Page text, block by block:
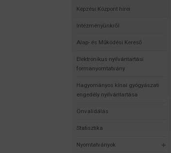
Képzési Központ hírei
Intézményünkről
Alap- és Működési Kereső
Elektronikus nyilvántartási
formanyomtatvány
Hagyományos kínai gyógyászati
engedély nyilvántartása
Önvalidálás
Statisztika
Nyomtatványok